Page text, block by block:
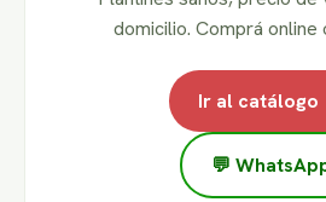
domicilio. Comprá online
Ir al catálogo
💬